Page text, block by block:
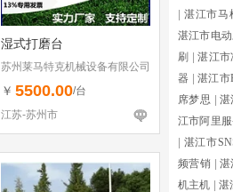
湿式打磨台
苏州莱马特克机械设备有限公司
￥ 5500.00/台
江苏-苏州市
湛江市马
湛江市电
刷
湛江市
器
湛江市
席梦思
湛
江市阿里
湛江市
频营销
湛
机主机
湛